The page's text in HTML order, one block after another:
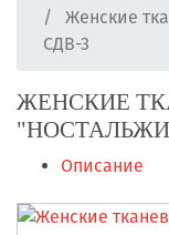
Женские
СДВ-3
ЖЕНСКИЕ
Описание